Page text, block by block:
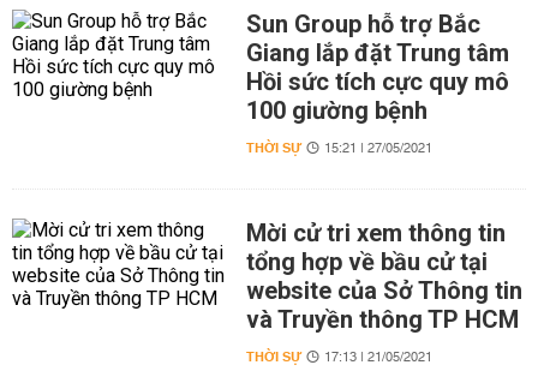
Sun Group hỗ trợ Bắc
Giang lắp đặt Trung tâm
Hồi sức tích cực quy mô
100 giường bệnh
THỜI SỰ 15:21 | 27/05/2021
Mời cử tri xem thông tin
tổng hợp về bầu cử tại
website của Sở Thông tin
và Truyền thông TP HCM
THỜI SỰ 17:13 | 21/05/2021